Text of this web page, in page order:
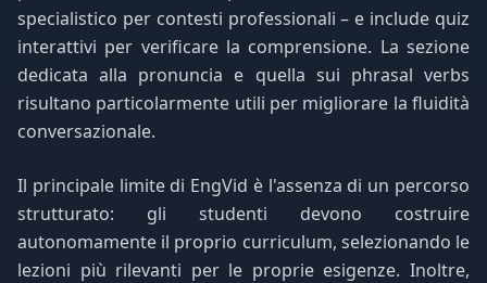
specialistico per contesti professionali – e include quiz
interattivi per verificare la comprensione. La sezione
dedicata alla pronuncia e quella sui phrasal verbs
risultano particolarmente utili per migliorare la fluidità
conversazionale.
Il principale limite di EngVid è l'assenza di un percorso
strutturato: gli studenti devono costruire
autonomamente il proprio curriculum, selezionando le
lezioni più rilevanti per le proprie esigenze. Inoltre,